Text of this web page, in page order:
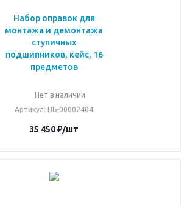
Набор оправок для
монтажа и демонтажа
ступичных
подшипников, кейс, 16
предметов
Нет в наличии
Артикул: ЦБ-00002404
35 450₽/шт